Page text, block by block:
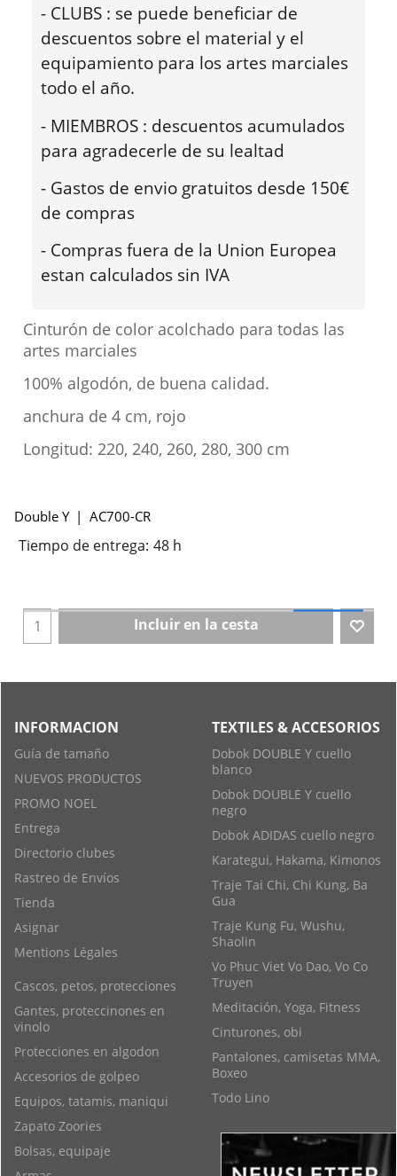
- CLUBS : se puede beneficiar de
descuentos sobre el material y el
equipamiento para los artes marciales
todo el año.
- MIEMBROS : descuentos acumulados
para agradecerle de su lealtad
- Gastos de envio gratuitos desde 150€
de compras
- Compras fuera de la Union Europea
estan calculados sin IVA
Cinturón de color acolchado para todas las
artes marciales
100% algodón, de buena calidad.
anchura de 4 cm, rojo
Longitud: 220, 240, 260, 280, 300 cm
Double Y AC700-CR
Tiempo de entrega: 48 h
Incluir en la cesta
INFORMACION
Guía de tamaño
NUEVOS PRODUCTOS
PROMO NOEL
Entrega
Directorio clubes
Rastreo de Envíos
Tienda
Asignar
Mentions Légales
TEXTILES & ACCESORIOS
Dobok DOUBLE Y cuello
blanco
Dobok DOUBLE Y cuello
negro
Dobok ADIDAS cuello negro
Karategui, Hakama, Kimonos
Traje Tai Chi, Chi Kung, Ba
Gua
Traje Kung Fu, Wushu,
Shaolin
Vo Phuc Viet Vo Dao, Vo Co
Truyen
Meditación, Yoga, Fitness
Cinturones, obi
Pantalones, camisetas MMA,
Boxeo
Todo Lino
Cascos, petos, protecciones
Gantes, proteccinones en
vinolo
Protecciones en algodon
Accesorios de golpeo
Equipos, tatamis, maniqui
Zapato Zoories
Bolsas, equipaje